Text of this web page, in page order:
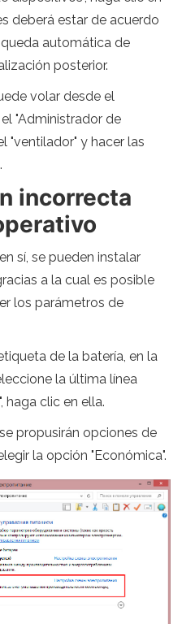
deberá estar de acuerdo
automática de
posterior.
volar desde el
"Administrador de
"ventilador" y hacer las
incorrecta
sí, se pueden instalar
a la cual es posible
los parámetros de
de la batería, en la
la última línea
haga clic en ella.
propusirán opciones de
la opción "Económica".